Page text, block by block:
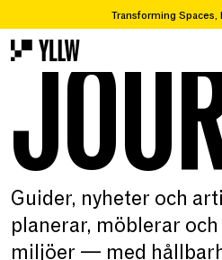
Transforming Spaces,
Prenumerationslösningar
Står ni inför en flytt eller
Över 65 000 varor i vår
Prenumerationslösningar
Transforming Spaces,
Guider, nyheter och
planerar, möblerar
miljöer — med